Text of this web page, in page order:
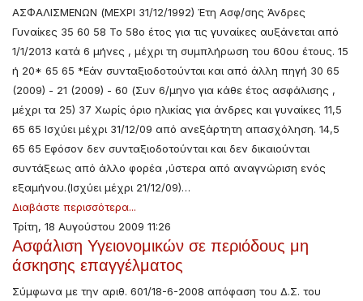
ΑΣΦΑΛΙΣΜΕΝΩΝ (ΜΕΧΡΙ 31/12/1992) Έτη Ασφ/σης Άνδρες
Γυναίκες 35 60 58 Το 58ο έτος για τις γυναίκες αυξάνεται από
1/1/2013 κατά 6 μήνες , μέχρι τη συμπλήρωση του 60ου έτους. 15
ή 20* 65 65 *Εάν συνταξιοδοτούνται και από άλλη πηγή 30 65
(2009) - 21 (2009) - 60 (Συν 6/μηνο για κάθε έτος ασφάλισης ,
μέχρι τα 25) 37 Χωρίς όριο ηλικίας για άνδρες και γυναίκες 11,5
65 65 Ισχύει μέχρι 31/12/09 από ανεξάρτητη απασχόληση. 14,5
65 65 Εφόσον δεν συνταξιοδοτούνται και δεν δικαιούνται
συντάξεως από άλλο φορέα ,ύστερα από αναγνώριση ενός
εξαμήνου.(Ισχύει μέχρι 21/12/09)…
Διαβάστε περισσότερα...
Τρίτη, 18 Αυγούστου 2009 11:26
Ασφάλιση Υγειονομικών σε περιόδους μη
άσκησης επαγγέλματος
Σύμφωνα με την αριθ. 601/18-6-2008 απόφαση του Δ.Σ. του